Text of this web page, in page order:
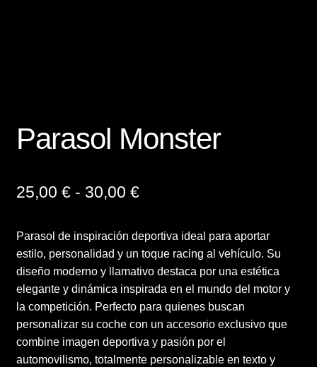
Presupuesto ropa laboral personalizada
Ropa
Sample Page
Términos y condiciones de venta
Parasol Monster
25,00 € - 30,00 €Rango
precios:
desde
25,00 €
hasta
30,00 €
Parasol de inspiración deportiva ideal para aportar
estilo, personalidad y un toque racing al vehículo. Su
diseño moderno y llamativo destaca por una estética
elegante y dinámica inspirada en el mundo del motor y
la competición. Perfecto para quienes buscan
personalizar su coche con un accesorio exclusivo que
combine imagen deportiva y pasión por el
automovilismo, totalmente personalizable en texto y